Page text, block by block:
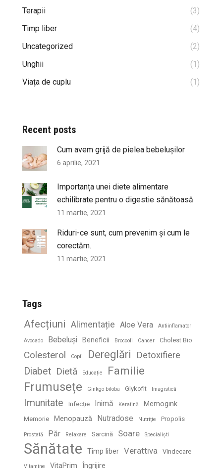
Terapii
(3)
Timp liber
(4)
Uncategorized
(2)
Unghii
(1)
Viața de cuplu
(1)
Recent posts
Cum avem grijă de pielea bebelușilor
6 aprilie, 2021
Importanța unei diete alimentare
echilibrate pentru o digestie sănătoasă
11 martie, 2021
Riduri-ce sunt, cum prevenim și cum le
corectăm.
11 martie, 2021
Tags
Afecțiuni Alimentație Aloe Vera Antiinflamator
Avocado Bebeluși Beneficii Broccoli Cancer Cholest Bio
Colesterol Copii Dereglări Detoxifiere
Diabet Dietă Educație Familie
Frumusețe Ginkgo biloba Glykofit Imagistică
Imunitate Infecție Inimă Keratină Memogink
Memorie Menopauză Nutradose Nutriție Propolis
Prostată Păr Relaxare Sarcină Soare Specialiști
Sănătate Timp liber Verattiva Vindecare
Vitamine VitaPrim Îngrijire